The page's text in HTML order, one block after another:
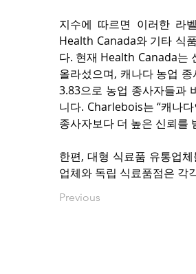
지수에 따르면 이러한 라
Health Canada와 기타 식
다. 현재 Health Canada는
올라섰으며, 캐나다 농업
3.83으로 농업 종사자들과
니다. Charlebois는 “캐나
종사자보다 더 높은 신뢰를
한편, 대형 식료품 유통업
업체와 독립 식료품점은 각
Previous